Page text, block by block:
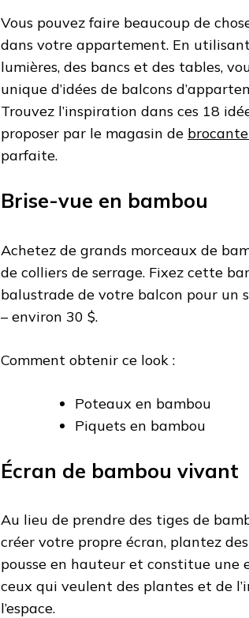
Vous pouvez faire beaucoup de
dans votre appartement. En
lumières, des bancs et des tables,
unique d’idées de balcons
Trouvez l’inspiration dans ces 18
proposer par le magasin de
parfaite.
Brise-vue en bambou
Achetez de grands morceaux de
de colliers de serrage. Fixez cette
balustrade de votre balcon pour un
– environ 30 $.
Comment obtenir ce look :
Poteaux en bambou
Piquets en bambou
Écran de bambou vivant
Au lieu de prendre des tiges de
créer votre propre écran, plantez
pousse en hauteur et constitue
ceux qui veulent des plantes et de
l’espace.